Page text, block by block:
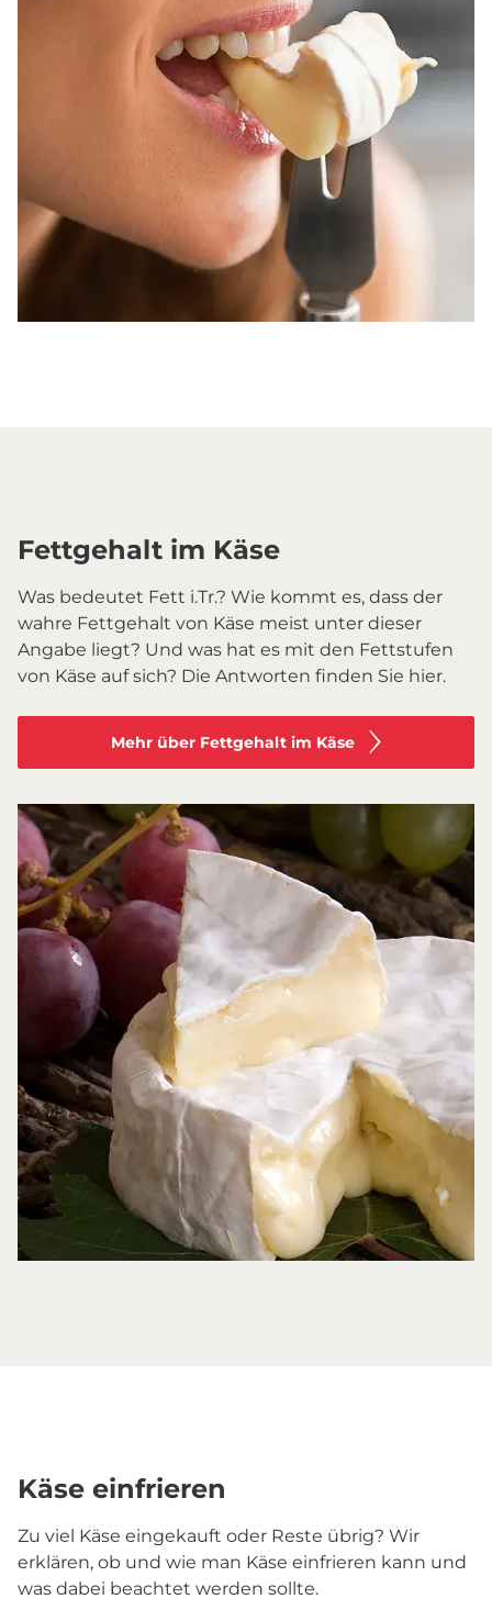
Fettgehalt im Käse
Was bedeutet Fett i.Tr.? Wie kommt es, dass der
wahre Fettgehalt von Käse meist unter dieser
Angabe liegt? Und was hat es mit den Fettstufen
von Käse auf sich? Die Antworten finden Sie hier.
Mehr über Fettgehalt im Käse
Käse einfrieren
Zu viel Käse eingekauft oder Reste übrig? Wir
erklären, ob und wie man Käse einfrieren kann und
was dabei beachtet werden sollte.